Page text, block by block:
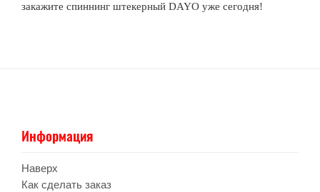
закажите спиннинг штекерный DAYO уже сегодня!
Информация
Наверх
Как сделать заказ